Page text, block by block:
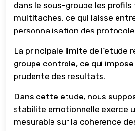
dans le sous-groupe les
multitaches, ce qui laisse
personnalisation des
La principale limite de l’etude
groupe controle, ce qui
prudente des resultats.
Dans cette etude, nous
stabilite emotionnelle exerce
mesurable sur la coherence